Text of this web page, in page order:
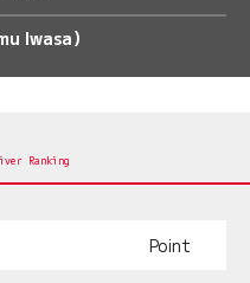
Iwasa）
Ranking
Point